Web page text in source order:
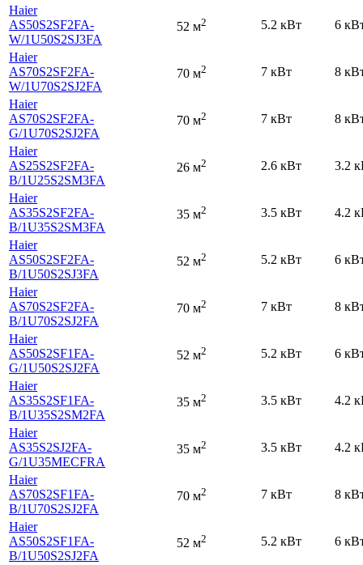
Haier
AS50S2SF2FA-
W/1U50S2SJ3FA
52 м2 5.2 кВт 6
Haier
AS70S2SF2FA-
W/1U70S2SJ2FA
70 м2 7 кВт 8
Haier
AS70S2SF2FA-
G/1U70S2SJ2FA
70 м2 7 кВт 8
Haier
AS25S2SF2FA-
B/1U25S2SM3FA
26 м2 2.6 кВт 3.2
Haier
AS35S2SF2FA-
B/1U35S2SM3FA
35 м2 3.5 кВт 4.2
Haier
AS50S2SF2FA-
B/1U50S2SJ3FA
52 м2 5.2 кВт 6
Haier
AS70S2SF2FA-
B/1U70S2SJ2FA
70 м2 7 кВт 8
Haier
AS50S2SF1FA-
G/1U50S2SJ2FA
52 м2 5.2 кВт 6
Haier
AS35S2SF1FA-
B/1U35S2SM2FA
35 м2 3.5 кВт 4.2
Haier
AS35S2SJ2FA-
G/1U35MECFRA
35 м2 3.5 кВт 4.2
Haier
AS70S2SF1FA-
B/1U70S2SJ2FA
70 м2 7 кВт 8
Haier
AS50S2SF1FA-
B/1U50S2SJ2FA
52 м2 5.2 кВт 6